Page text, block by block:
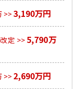
>>3,190万円
定 >> 5,790万
>> 2,690万円